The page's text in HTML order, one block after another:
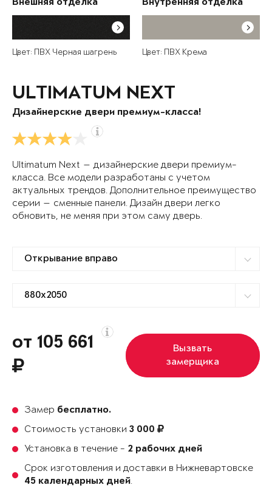
Внешняя отделка
Цвет: ПВХ Черная шагрень
Внутренняя отделка
Цвет: ПВХ Крема
ULTIMATUM NEXT
Дизайнерские двери премиум-класса!
Ultimatum Next — дизайнерские двери премиум-
класса. Все модели разработаны с учетом
актуальных трендов. Дополнительное преимущество
серии — сменные панели. Дизайн двери легко
обновить, не меняя при этом саму дверь.
от 105 661
Вызвать
замерщика
Замер бесплатно.
Стоимость установки 3 000
Установка в течение - 2 рабочих дней
Срок изготовления и доставки в Нижневартовске
45 календарных дней.